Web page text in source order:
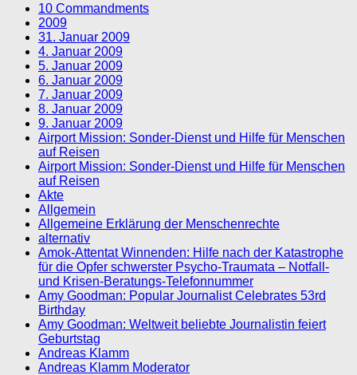
10 Commandments
2009
31. Januar 2009
4. Januar 2009
5. Januar 2009
6. Januar 2009
7. Januar 2009
8. Januar 2009
9. Januar 2009
Airport Mission: Sonder-Dienst und Hilfe für Menschen
auf Reisen
Airport Mission: Sonder-Dienst und Hilfe für Menschen
auf Reisen
Akte
Allgemein
Allgemeine Erklärung der Menschenrechte
alternativ
Amok-Attentat Winnenden: Hilfe nach der Katastrophe
für die Opfer schwerster Psycho-Traumata – Notfall-
und Krisen-Beratungs-Telefonnummer
Amy Goodman: Popular Journalist Celebrates 53rd
Birthday
Amy Goodman: Weltweit beliebte Journalistin feiert
Geburtstag
Andreas Klamm
Andreas Klamm Moderator